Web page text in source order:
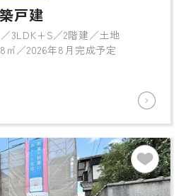
戸建
3LDK+S／2階建／土地
㎡／2026年8月完成予定